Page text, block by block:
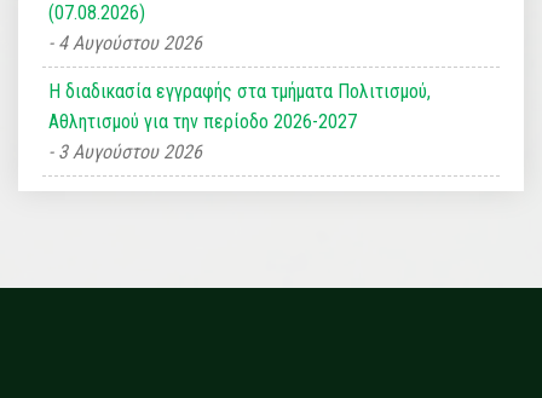
(07.08.2026)
4 Αυγούστου 2026
Η διαδικασία εγγραφής στα τμήματα Πολιτισμού,
Αθλητισμού για την περίοδο 2026-2027
3 Αυγούστου 2026